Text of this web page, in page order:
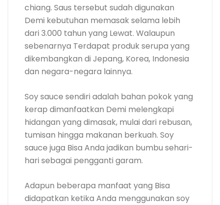
chiang. Saus tersebut sudah digunakan
Demi kebutuhan memasak selama lebih
dari 3.000 tahun yang Lewat. Walaupun
sebenarnya Terdapat produk serupa yang
dikembangkan di Jepang, Korea, Indonesia
dan negara-negara lainnya.
Soy sauce sendiri adalah bahan pokok yang
kerap dimanfaatkan Demi melengkapi
hidangan yang dimasak, mulai dari rebusan,
tumisan hingga makanan berkuah. Soy
sauce juga Bisa Anda jadikan bumbu sehari-
hari sebagai pengganti garam.
Adapun beberapa manfaat yang Bisa
didapatkan ketika Anda menggunakan soy